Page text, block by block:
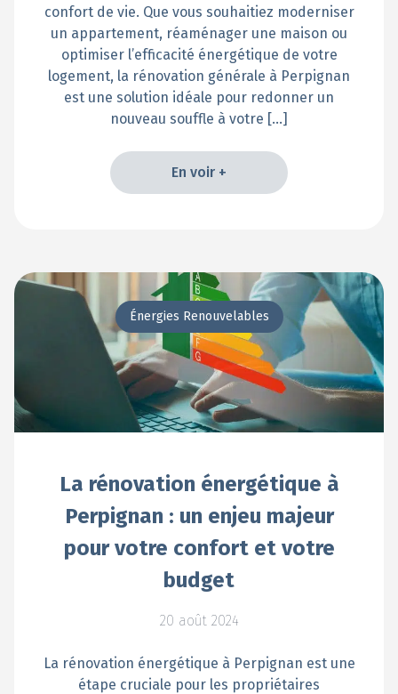
confort de vie. Que vous souhaitiez moderniser
un appartement, réaménager une maison ou
optimiser l’efficacité énergétique de votre
logement, la rénovation générale à Perpignan
est une solution idéale pour redonner un
nouveau souffle à votre […]
En voir +
Énergies Renouvelables
La rénovation énergétique à
Perpignan : un enjeu majeur
pour votre confort et votre
budget
20 août 2024
La rénovation énergétique à Perpignan est une
étape cruciale pour les propriétaires